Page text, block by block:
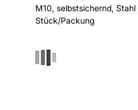
M10, selbstsichernd,
Stück/Packung